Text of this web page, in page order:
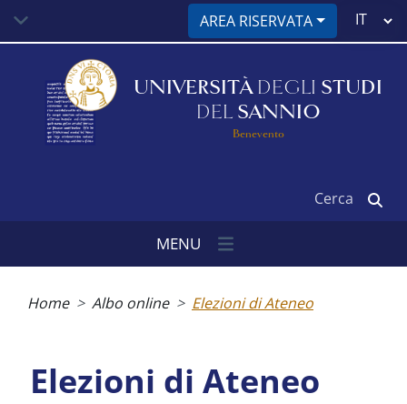
contenuto
AREA RISERVATA
Select
UNIVERSITÀ DEGLI STUDI
DEL SANNIO
Benevento
MENU
Home Albo online Elezioni di Ateneo
Elezioni di Ateneo